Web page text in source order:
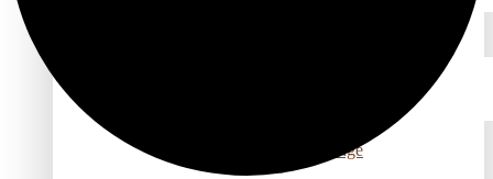
Kirtan – Heilsame Klänge